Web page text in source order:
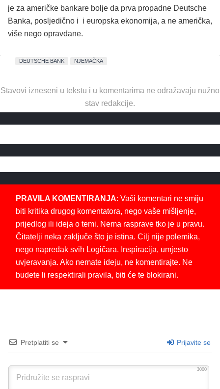
je za američke bankare bolje da prva propadne Deutsche
Banka, posljedično i i europska ekonomija, a ne američka,
više nego opravdane.
DEUTSCHE BANK NJEMAČKA
Stavovi izneseni u tekstu i u komentarima ne odražavaju nužno
stav redakcije.
PRAVILA KOMENTIRANJA: Vaši komentari ne smiju
biti kritika drugog komentatora, nego vaše mišljenje,
prijedlog ili ideja o temi. Nema rasprave tko je u pravu.
Čitatelji neka zaključe što je istina. Cilj nije polemika,
nego napredak svih Logičara. Inspiracija, umjesto
uvjeravanja. Ako nemate ideju, ne komentirajte. Ne
budete li respektirali pravila, biti će te blokirani.
Pretplatiti se Prijavite se
3000